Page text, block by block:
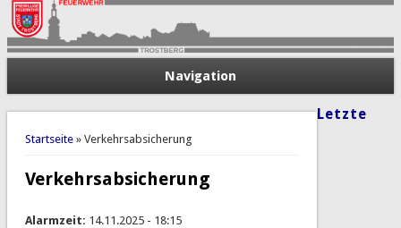
Navigation
Sie sind hier
Startseite» Verkehrsabsicherung
Verkehrsabsicherung
Alarmzeit: 14.11.2025 - 18:15
Letzte